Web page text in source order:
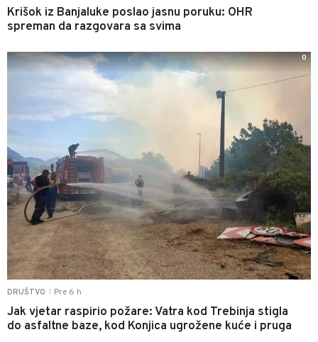
Krišok iz Banjaluke poslao jasnu poruku: OHR
spreman da razgovara sa svima
DRUŠTVO Pre 6 h
Jak vjetar raspirio požare: Vatra kod Trebinja stigla
do asfaltne baze, kod Konjica ugrožene kuće i pruga
0